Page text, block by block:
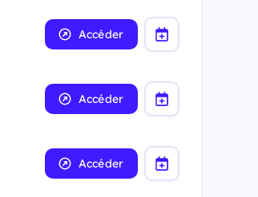
Accéder
Accéder
Accéder